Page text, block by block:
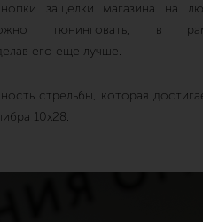
защелки магазина на
тюнинговать, в
его еще лучше.
стрельбы, которая
10х28.